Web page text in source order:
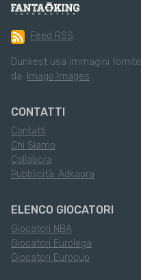
Feed RSS
Dunkest usa immagini fornite
da: Imago Images
CONTATTI
Contatti
Chi Siamo
Collabora
Pubblicità: Adkaora
ELENCO GIOCATORI
Giocatori NBA
Giocatori Eurolega
Giocatori Eurocup